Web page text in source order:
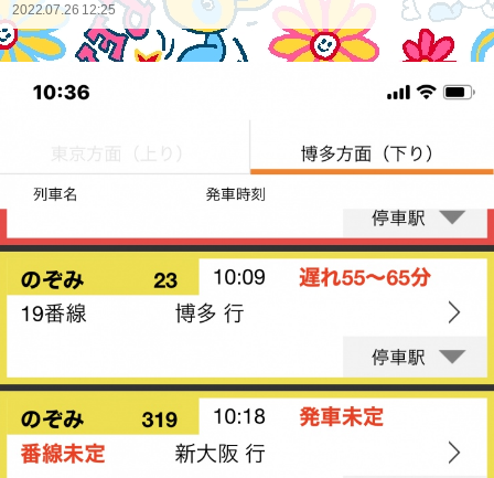
2022.07.26 12:25